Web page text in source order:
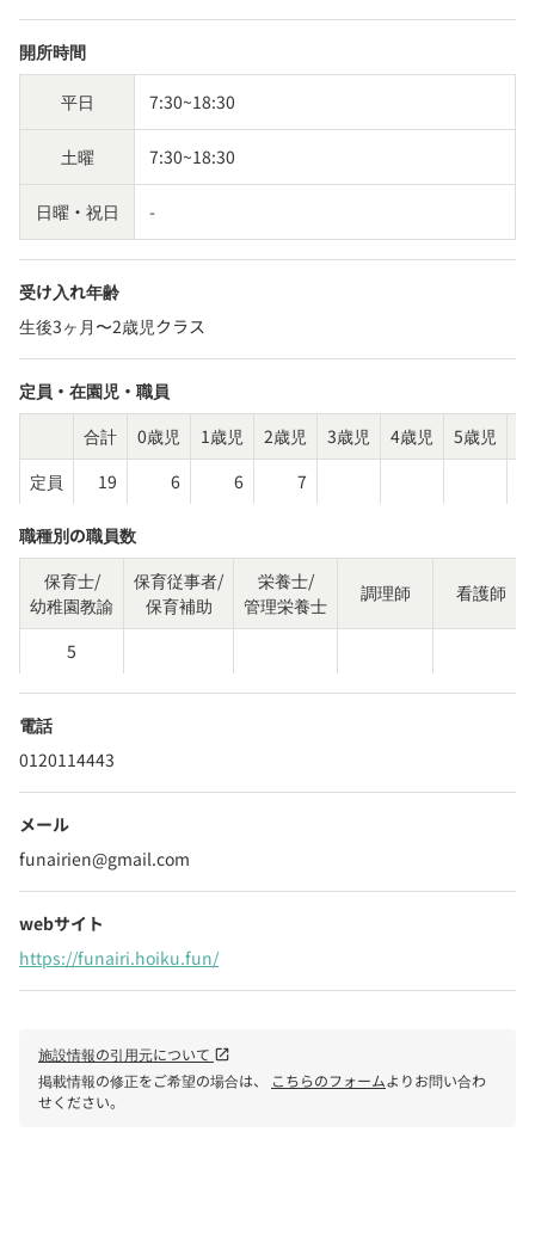
開所時間
平日 7:30~18:30
土曜 7:30~18:30
日曜・祝日 -
受け入れ年齢
生後3ヶ月〜2歳児クラス
定員・在園児・職員
合計
0歳児 1歳児 2歳児 3歳児 4歳児 5歳児
定員
19 6 6 7
職種別の職員数
保育士/
幼稚園教諭
保育従事者/
保育補助
栄養士/
管理栄養士
調理師 看護師
5
電話
0120114443
メール
funairien@gmail.com
webサイト
https://funairi.hoiku.fun/
施設情報の引用元について open_in_new
掲載情報の修正をご希望の場合は、 こちらのフォームよりお問い合わ
せください。